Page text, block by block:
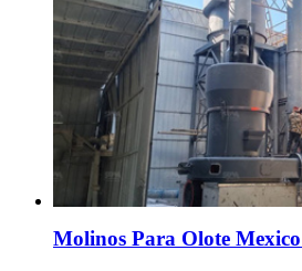
Molinos Para Olote Mexico